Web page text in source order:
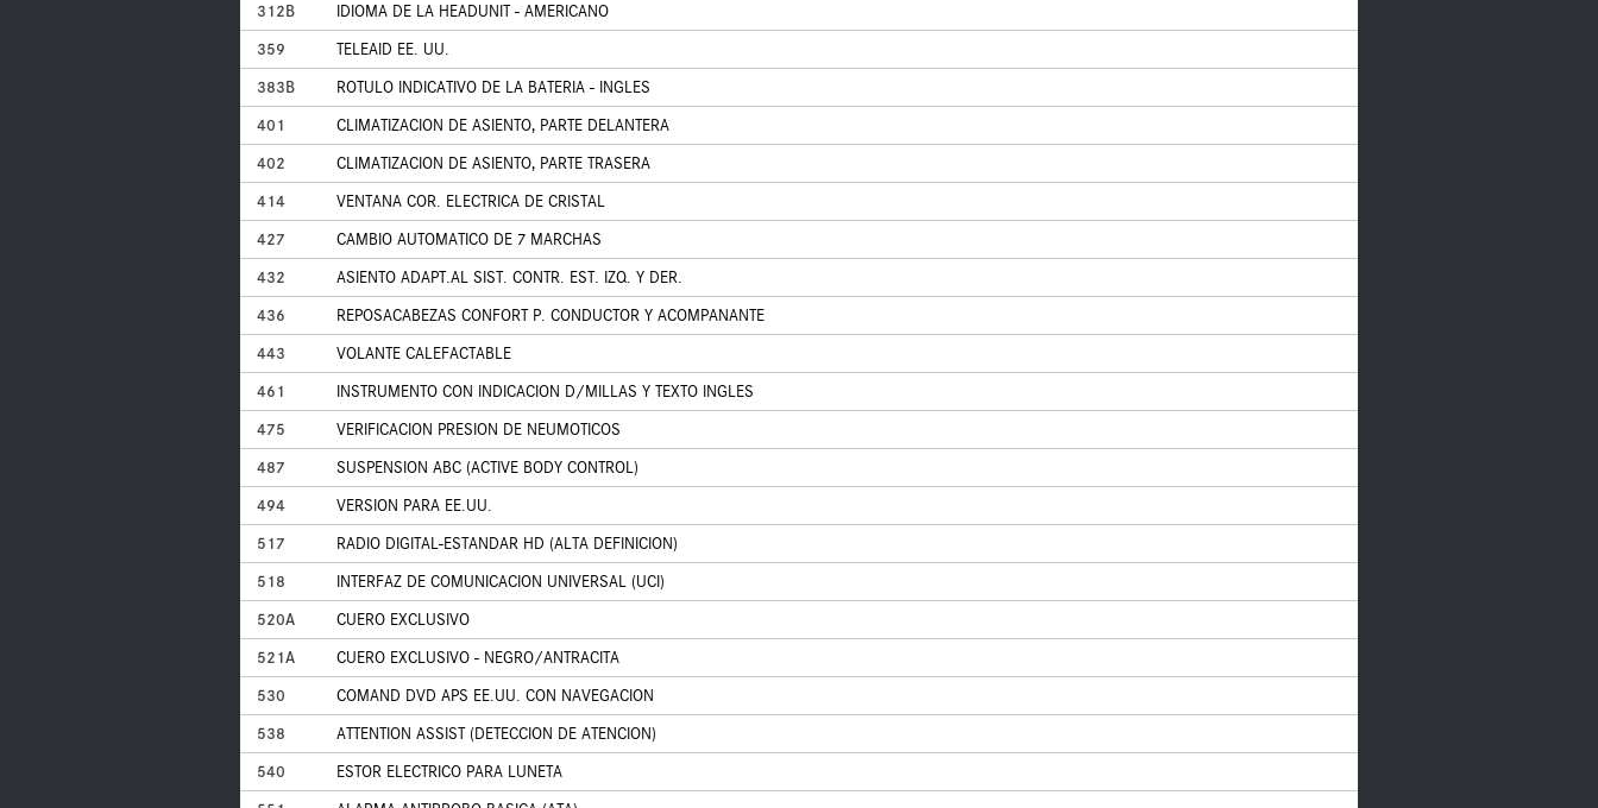
312B
IDIOMA DE LA HEADUNIT - AMERICANO
359
TELEAID EE. UU.
383B
ROTULO INDICATIVO DE LA BATERIA - INGLES
401
CLIMATIZACION DE ASIENTO, PARTE DELANTERA
402
CLIMATIZACION DE ASIENTO, PARTE TRASERA
414
VENTANA COR. ELECTRICA DE CRISTAL
427
CAMBIO AUTOMATICO DE 7 MARCHAS
432
ASIENTO ADAPT.AL SIST. CONTR. EST. IZQ. Y DER.
436
REPOSACABEZAS CONFORT P. CONDUCTOR Y ACOMPANANTE
443
VOLANTE CALEFACTABLE
461
INSTRUMENTO CON INDICACION D/MILLAS Y TEXTO INGLES
475
VERIFICACION PRESION DE NEUMOTICOS
487
SUSPENSION ABC (ACTIVE BODY CONTROL)
494
VERSION PARA EE.UU.
517
RADIO DIGITAL-ESTANDAR HD (ALTA DEFINICION)
518
INTERFAZ DE COMUNICACION UNIVERSAL (UCI)
520A
CUERO EXCLUSIVO
521A
CUERO EXCLUSIVO - NEGRO/ANTRACITA
530
COMAND DVD APS EE.UU. CON NAVEGACION
538
ATTENTION ASSIST (DETECCION DE ATENCION)
540
ESTOR ELECTRICO PARA LUNETA